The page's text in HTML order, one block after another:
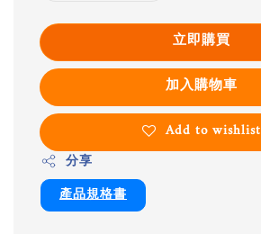
立即購買
加入購物車
Add to wishlist
分享
產品規格書